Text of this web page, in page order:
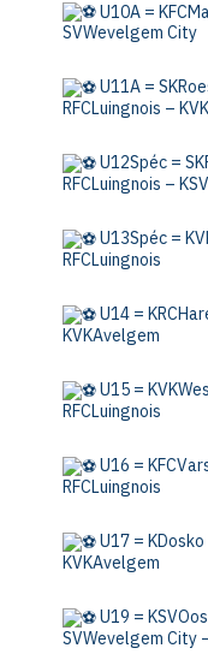
U10A =
SVWevelgem City
U11A =
RFCLuingnois –
U12Spéc =
RFCLuingnois –
U13Spéc =
RFCLuingnois
U14 =
KVKAvelgem
U15 =
RFCLuingnois
U16 =
RFCLuingnois
U17 =
KVKAvelgem
U19 =
SVWevelgem City